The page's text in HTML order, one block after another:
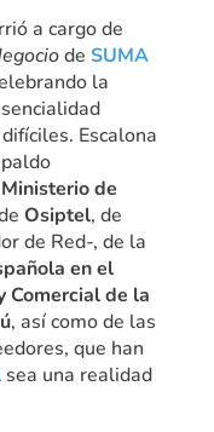
a cargo de
de SUMA
la
Escalona
Ministerio de
Osiptel, de
de Red-, de la
en el
Comercial de la
, así como de las
que han
sea una realidad